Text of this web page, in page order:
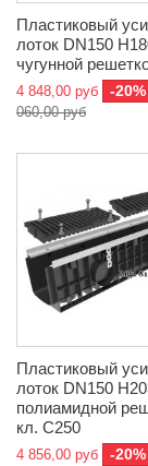
Пластиковый
лоток DN150
чугунной
4 848,00 руб -20%
060,00 руб
Пластиковый
лоток DN150
полиамидной
кл. C250
4 856,00 руб -20%